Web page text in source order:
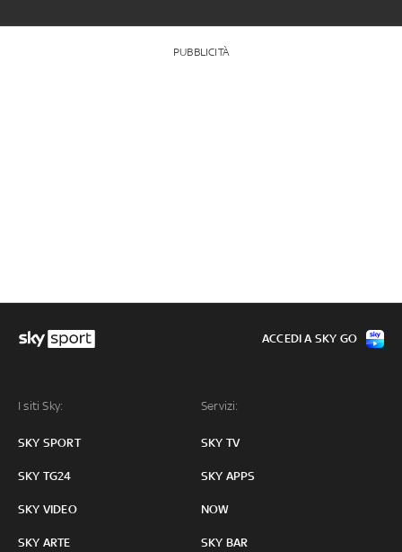
PUBBLICITÀ
I siti Sky:
SKY SPORT
SKY TG24
SKY VIDEO
SKY ARTE
Servizi:
SKY TV
SKY APPS
NOW
SKY BAR
ACCEDI A SKY GO